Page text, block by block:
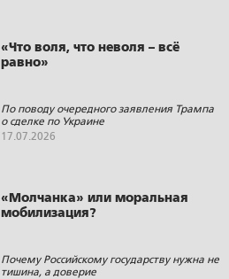
«Что воля, что неволя – всё
равно»
По поводу очередного заявления Трампа
о сделке по Украине
17.07.2026
«Молчанка» или моральная
мобилизация?
Почему Российскому государству нужна не
тишина, а доверие